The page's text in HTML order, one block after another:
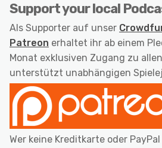
Support your local
Als Supporter auf unser
Patreon erhaltet ihr ab einem
Monat exklusiven Zugang zu
unterstützt unabhängigen
Wer keine Kreditkarte oder